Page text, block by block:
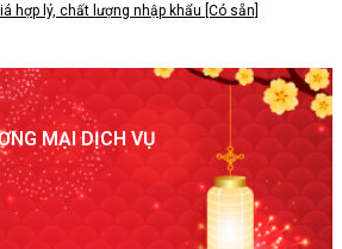
hợp lý, chất lượng nhập khẩu [Có sẵn]
MẠI DỊCH VỤ